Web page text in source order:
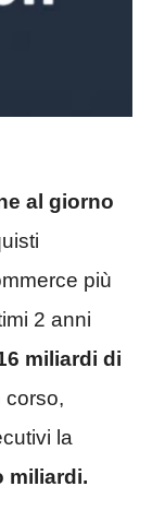
al giorno
più
2 anni
miliardi di
corso,
la
miliardi.